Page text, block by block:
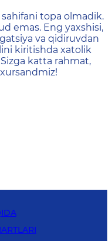
неtopa olmadik.
emas. Eng yaxshisi,
va qidiruvdan
kiritishda xatolik
katta rahmat,